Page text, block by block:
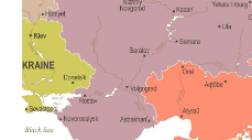
principale